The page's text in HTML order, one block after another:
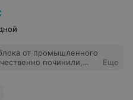
от промышленного
починили,
Еще